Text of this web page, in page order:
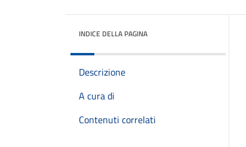
INDICE DELLA PAGINA
Descrizione
A cura di
Contenuti correlati